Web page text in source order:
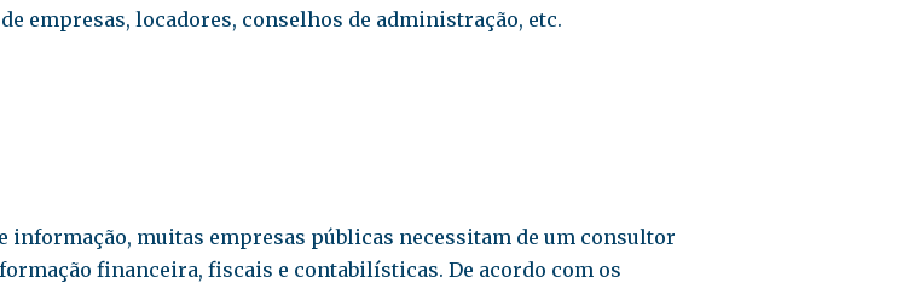
empresas, locadores, conselhos de administração, etc.
informação, muitas empresas públicas necessitam de um consultor
financeira, fiscais e contabilísticas. De acordo com os